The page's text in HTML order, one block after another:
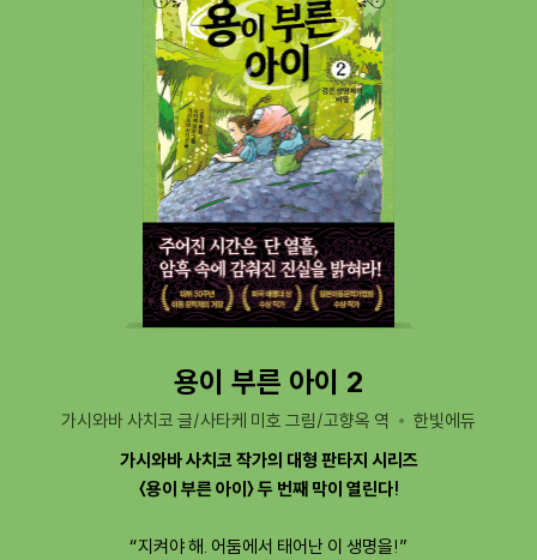
용이 부른 아이 2
가시와바 사치코 글/사타케 미호 그림/고향옥 역
한빛에듀
가시와바 사치코 작가의 대형 판타지 시리즈
〈용이 부른 아이〉 두 번째 막이 열린다!
“지켜야 해. 어둠에서 태어난 이 생명을!”